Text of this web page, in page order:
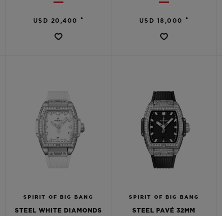
USD 20,400 • USD 18,000 •
SPIRIT OF BIG BANG
STEEL WHITE DIAMONDS
SPIRIT OF BIG BANG
STEEL PAVÉ 32MM